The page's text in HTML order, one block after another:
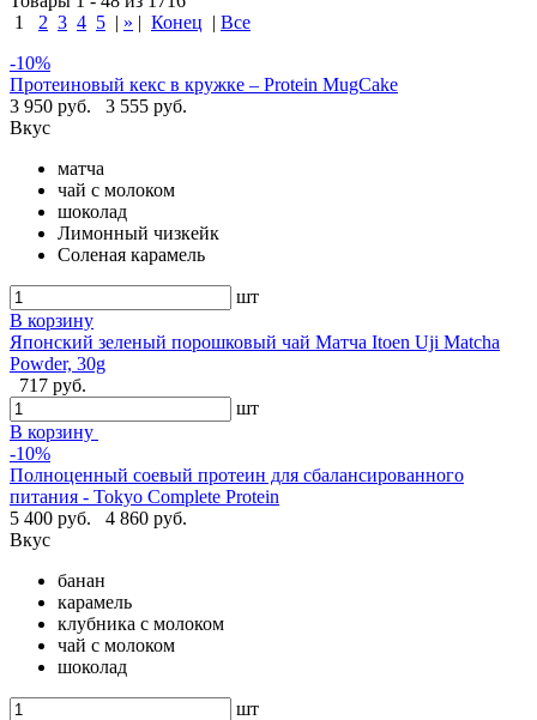
1
2 3 4 5 | » | Конец | Все
-10%
Протеиновый кекс в кружке – Protein MugCake
3 950 руб.
3 555 руб.
Вкус
матча
чай с молоком
шоколад
Лимонный чизкейк
Соленая карамель
шт
В корзину
Японский зеленый порошковый чай Матча Itoen Uji Matcha
Powder, 30g
717 руб.
шт
В корзину
-10%
Полноценный соевый протеин для сбалансированного
питания - Tokyo Complete Protein
5 400 руб.
4 860 руб.
Вкус
банан
карамель
клубника с молоком
чай с молоком
шоколад
шт